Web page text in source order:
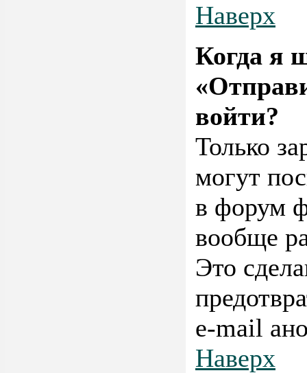
Наверх
Когда я
войти?
Только
могут
в форум
вообще
Это
e-mail
Наверх